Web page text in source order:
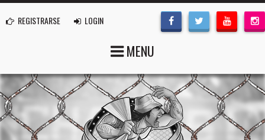
REGISTRARSE LOGIN
MENU